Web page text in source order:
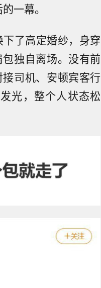
一幕。
了高定婚纱，身穿
独自离场。没有前
司机、安顿宾客行
光，整个人状态松